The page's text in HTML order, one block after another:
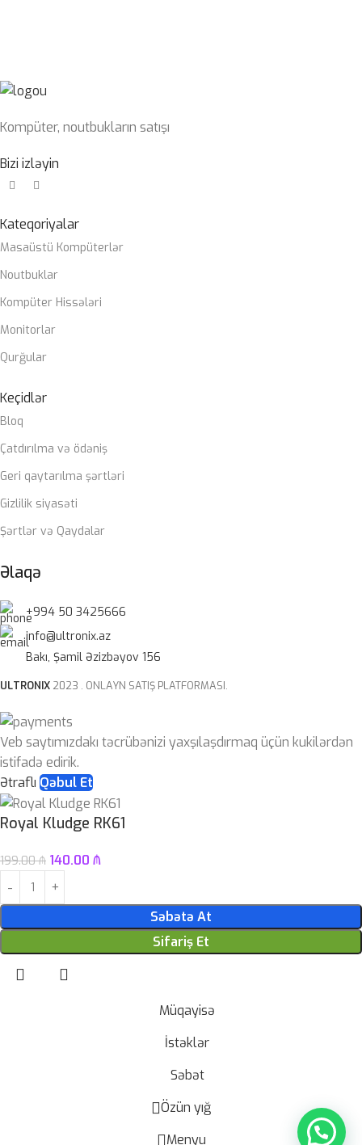
Kompüter, noutbukların satışı
Bizi izləyin
Kateqoriyalar
Masaüstü Kompüterlər
Noutbuklar
Kompüter Hissələri
Monitorlar
Qurğular
Keçidlər
Bloq
Çatdırılma və ödəniş
Geri qaytarılma şərtləri
Gizlilik siyasəti
Şərtlər və Qaydalar
Əlaqə
+994 50 3425666
info@ultronix.az
Bakı, Şamil Əzizbəyov 156
ULTRONIX 2023 . ONLAYN SATIŞ PLATFORMASI.
Veb saytımızdakı təcrübənizi yaxşılaşdırmaq üçün kukilərdən
istifadə edirik.
Ətraflı Qəbul Et
Royal Kludge RK61
199.00₼ 140.00 ₼
Səbətə At
Sifariş Et
Müqayisə
İstəklər
Səbət
Özün yığ
Menyu